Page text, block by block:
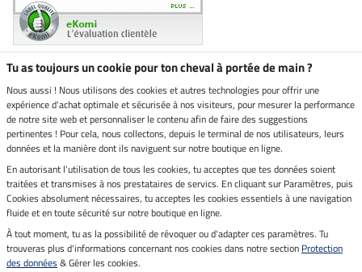
Boutique climatiquement
neutre
Livraison par
Paiement sécurisé
Mentions légales
Tu as toujours un cookie pour ton cheval à portée de main ?
Nous aussi ! Nous utilisons des cookies et autres technologies pour offrir une
expérience d'achat optimale et sécurisée à nos visiteurs, pour mesurer la performance
de notre site web et personnaliser le contenu afin de faire des suggestions
pertinentes ! Pour cela, nous collectons, depuis le terminal de nos utilisateurs, leurs
données et la manière dont ils naviguent sur notre boutique en ligne.
En autorisant l'utilisation de tous les cookies, tu acceptes que tes données soient
traitées et transmises à nos prestataires de servics. En cliquant sur Paramètres, puis
Cookies absolument nécessaires, tu acceptes les cookies essentiels à une navigation
fluide et en toute sécurité sur notre boutique en ligne.
À tout moment, tu as la possibilité de révoquer ou d'adapter ces paramètres. Tu
trouveras plus d'informations concernant nos cookies dans notre section Protection
des données & Gérer les cookies.